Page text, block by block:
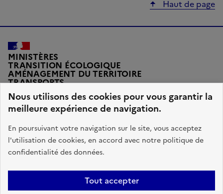
Nous utilisons des cookies pour vous garantir la
meilleure expérience de navigation.
En poursuivant votre navigation sur le site, vous acceptez
l'utilisation de cookies, en accord avec notre politique de
confidentialité des données.
Tout accepter
Haut de page
MINISTÈRES
TRANSITION ÉCOLOGIQUE
AMÉNAGEMENT DU TERRITOIRE
TRANSPORTS
VILLE ET LOGEMENT
legifrance.gouv.fr
gouvernement.fr
Plan du site Accessibilité : conforme Données personnelles